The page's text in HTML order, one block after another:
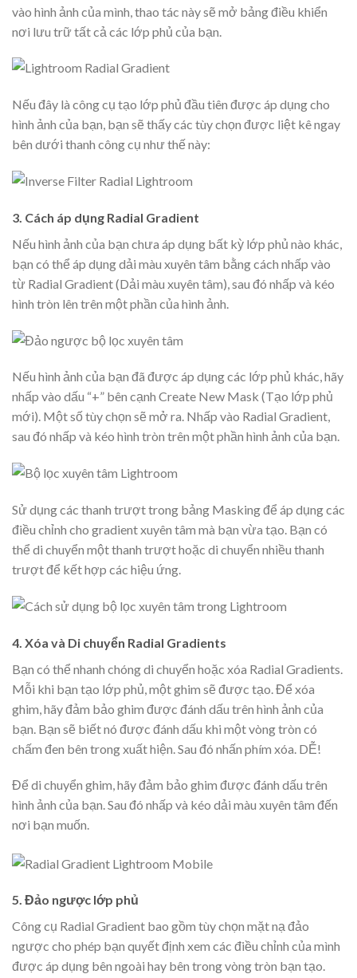
vào hình ảnh của mình, thao tác này sẽ mở bảng điều khiển
nơi lưu trữ tất cả các lớp phủ của bạn.
Nếu đây là công cụ tạo lớp phủ đầu tiên được áp dụng cho
hình ảnh của bạn, bạn sẽ thấy các tùy chọn được liệt kê ngay
bên dưới thanh công cụ như thế này:
3. Cách áp dụng Radial Gradient
Nếu hình ảnh của bạn chưa áp dụng bất kỳ lớp phủ nào khác,
bạn có thể áp dụng dải màu xuyên tâm bằng cách nhấp vào
từ Radial Gradient (Dải màu xuyên tâm), sau đó nhấp và kéo
hình tròn lên trên một phần của hình ảnh.
Nếu hình ảnh của bạn đã được áp dụng các lớp phủ khác, hãy
nhấp vào dấu “+” bên cạnh Create New Mask (Tạo lớp phủ
mới). Một số tùy chọn sẽ mở ra. Nhấp vào Radial Gradient,
sau đó nhấp và kéo hình tròn trên một phần hình ảnh của bạn.
Sử dụng các thanh trượt trong bảng Masking để áp dụng các
điều chỉnh cho gradient xuyên tâm mà bạn vừa tạo. Bạn có
thể di chuyển một thanh trượt hoặc di chuyển nhiều thanh
trượt để kết hợp các hiệu ứng.
4. Xóa và Di chuyển Radial Gradients
Bạn có thể nhanh chóng di chuyển hoặc xóa Radial Gradients.
Mỗi khi bạn tạo lớp phủ, một ghim sẽ được tạo. Để xóa
ghim, hãy đảm bảo ghim được đánh dấu trên hình ảnh của
bạn. Bạn sẽ biết nó được đánh dấu khi một vòng tròn có
chấm đen bên trong xuất hiện. Sau đó nhấn phím xóa. DỄ!
Để di chuyển ghim, hãy đảm bảo ghim được đánh dấu trên
hình ảnh của bạn. Sau đó nhấp và kéo dải màu xuyên tâm đến
nơi bạn muốn.
5. Đảo ngược lớp phủ
Công cụ Radial Gradient bao gồm tùy chọn mặt nạ đảo
ngược cho phép bạn quyết định xem các điều chỉnh của mình
được áp dụng bên ngoài hay bên trong vòng tròn bạn tạo.